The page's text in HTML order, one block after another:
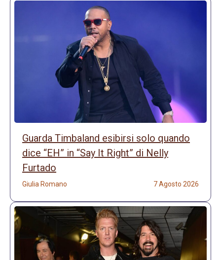
Guarda Timbaland esibirsi solo quando
dice “EH” in “Say It Right” di Nelly
Furtado
Giulia Romano 7 Agosto 2026